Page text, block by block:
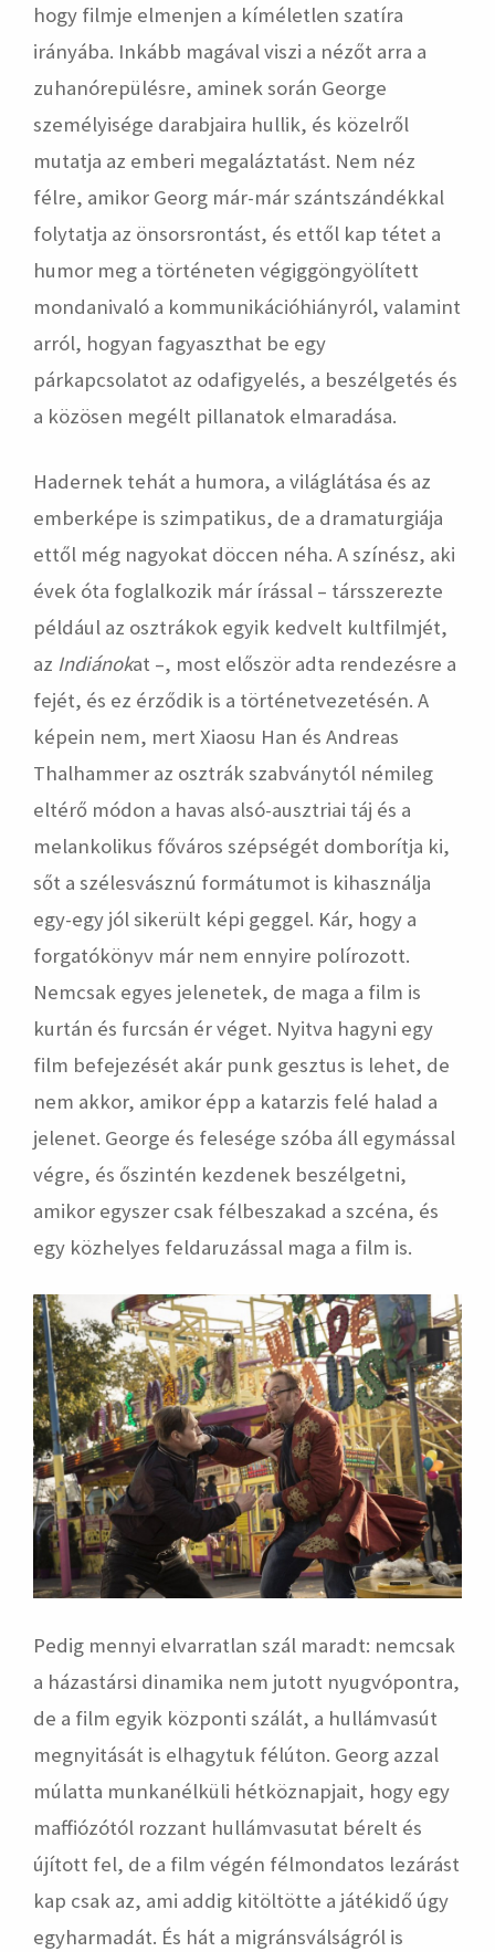
hogy filmje elmenjen a kíméletlen szatíra
irányába. Inkább magával viszi a nézőt arra a
zuhanórepülésre, aminek során George
személyisége darabjaira hullik, és közelről
mutatja az emberi megaláztatást. Nem néz
félre, amikor Georg már-már szántszándékkal
folytatja az önsorsrontást, és ettől kap tétet a
humor meg a történeten végiggöngyölített
mondanivaló a kommunikációhiányról, valamint
arról, hogyan fagyaszthat be egy
párkapcsolatot az odafigyelés, a beszélgetés és
a közösen megélt pillanatok elmaradása.
Hadernek tehát a humora, a világlátása és az
emberképe is szimpatikus, de a dramaturgiája
ettől még nagyokat döccen néha. A színész, aki
évek óta foglalkozik már írással – társszerezte
például az osztrákok egyik kedvelt kultfilmjét,
az Indiánokat –, most először adta rendezésre a
fejét, és ez érződik is a történetvezetésén. A
képein nem, mert Xiaosu Han és Andreas
Thalhammer az osztrák szabványtól némileg
eltérő módon a havas alsó-ausztriai táj és a
melankolikus főváros szépségét domborítja ki,
sőt a szélesvásznú formátumot is kihasználja
egy-egy jól sikerült képi geggel. Kár, hogy a
forgatókönyv már nem ennyire polírozott.
Nemcsak egyes jelenetek, de maga a film is
kurtán és furcsán ér véget. Nyitva hagyni egy
film befejezését akár punk gesztus is lehet, de
nem akkor, amikor épp a katarzis felé halad a
jelenet. George és felesége szóba áll egymással
végre, és őszintén kezdenek beszélgetni,
amikor egyszer csak félbeszakad a szcéna, és
egy közhelyes feldaruzással maga a film is.
Pedig mennyi elvarratlan szál maradt: nemcsak
a házastársi dinamika nem jutott nyugvópontra,
de a film egyik központi szálát, a hullámvasút
megnyitását is elhagytuk félúton. Georg azzal
múlatta munkanélküli hétköznapjait, hogy egy
maffiózótól rozzant hullámvasutat bérelt és
újított fel, de a film végén félmondatos lezárást
kap csak az, ami addig kitöltötte a játékidő úgy
egyharmadát. És hát a migránsválságról is